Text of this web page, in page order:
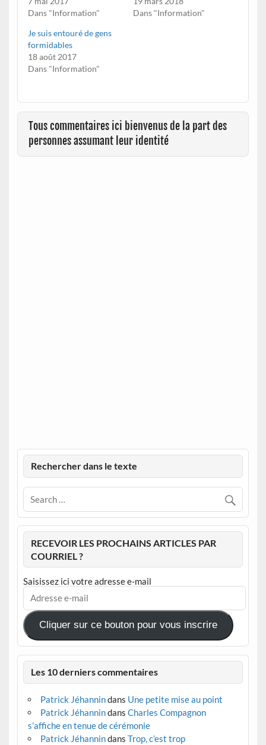
Dans "Information"
Dans "Information"
Je suis entouré de gens
formidables
18 août 2017
Dans "Information"
Tous commentaires ici bienvenus de la part des
personnes assumant leur identité
Rechercher dans le texte
RECEVOIR LES PROCHAINS ARTICLES PAR
COURRIEL ?
Saisissez ici votre adresse e-mail
Adresse
mail
Cliquer sur ce bouton pour vous inscrire
Les 10 derniers commentaires
Patrick Jéhannindans Une petite mise au point
Patrick Jéhannindans Charles Compagnon
s’affiche en tenue de cérémonie
Patrick Jéhannindans Trop, c’est trop